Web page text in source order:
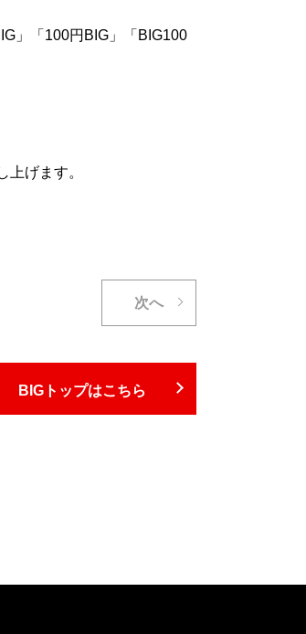
」「100円BIG」「BIG100
げます。
次へ
BIGトップはこちら